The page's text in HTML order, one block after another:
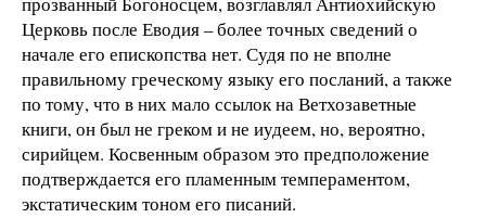
Церковь после Еводия – более точных сведений о
начале его епископства нет. Судя по не вполне
правильному греческому языку его посланий, а также
по тому, что в них мало ссылок на Ветхозаветные
книги, он был не греком и не иудеем, но, вероятно,
сирийцем. Косвенным образом это предположение
подтверждается его пламенным темпераментом,
экстатическим тоном его писаний.